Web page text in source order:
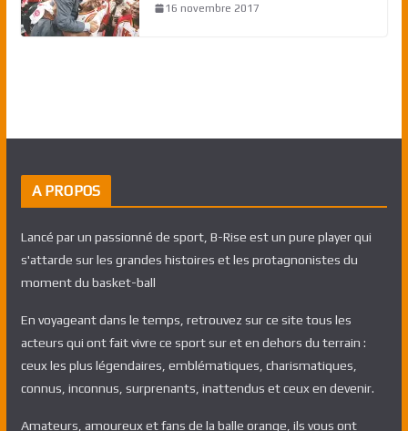
16 novembre 2017
A PROPOS
Lancé par un passionné de sport, B-Rise est un pure player qui
s'attarde sur les grandes histoires et les protagnonistes du
moment du basket-ball
En voyageant dans le temps, retrouvez sur ce site tous les
acteurs qui ont fait vivre ce sport sur et en dehors du terrain :
ceux les plus légendaires, emblématiques, charismatiques,
connus, inconnus, surprenants, inattendus et ceux en devenir.
Amateurs, amoureux et fans de la balle orange, ils vous ont